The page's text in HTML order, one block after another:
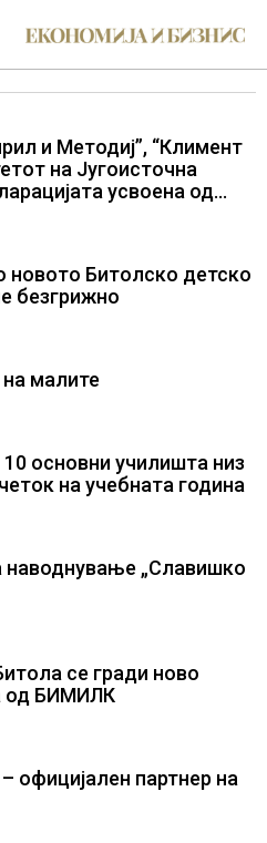
и Методиј”, “Климент
на Југоисточна
усвоена од
новото Битолско детско
безгрижно
на малите
основни училишта низ
на учебната година
наводнување „Славишко
се гради ново
од БИМИЛК
официјален партнер на